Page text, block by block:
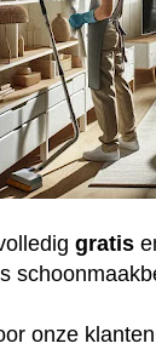
gratis
onze